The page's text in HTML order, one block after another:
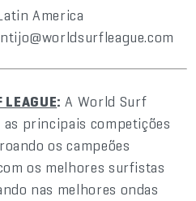
America
LEAGUE: A World Surf
as principais competições
os campeões
os melhores surfistas
nas melhores ondas